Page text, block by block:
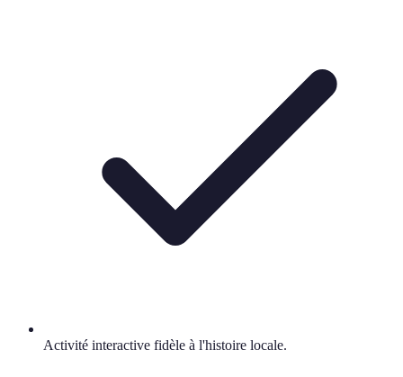
Activité interactive fidèle à l'histoire locale.